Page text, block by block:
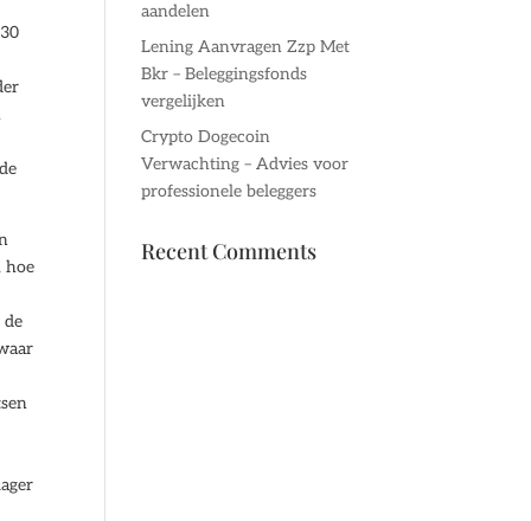
hoe
aandelen
Lening Aanvragen Zzp Met
Bkr – Beleggingsfonds
vergelijken
Crypto Dogecoin
Verwachting – Advies voor
professionele beleggers
Recent Comments